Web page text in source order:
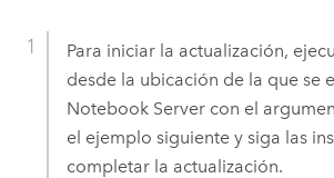
Para iniciar la actualización,
desde la ubicación de la que se
Notebook Servercon el
el ejemplo siguiente y siga las
completar la actualización.